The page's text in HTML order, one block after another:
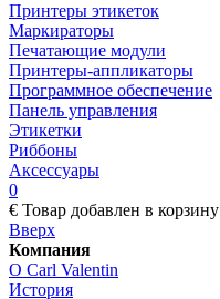
Принтеры этикеток
Маркираторы
Печатающие модули
Принтеры-аппликаторы
Программное обеспечение
Панель управления
Этикетки
Риббоны
Аксессуары
0
€ Товар добавлен в корзину
Вверх
Компания
О Carl Valentin
История